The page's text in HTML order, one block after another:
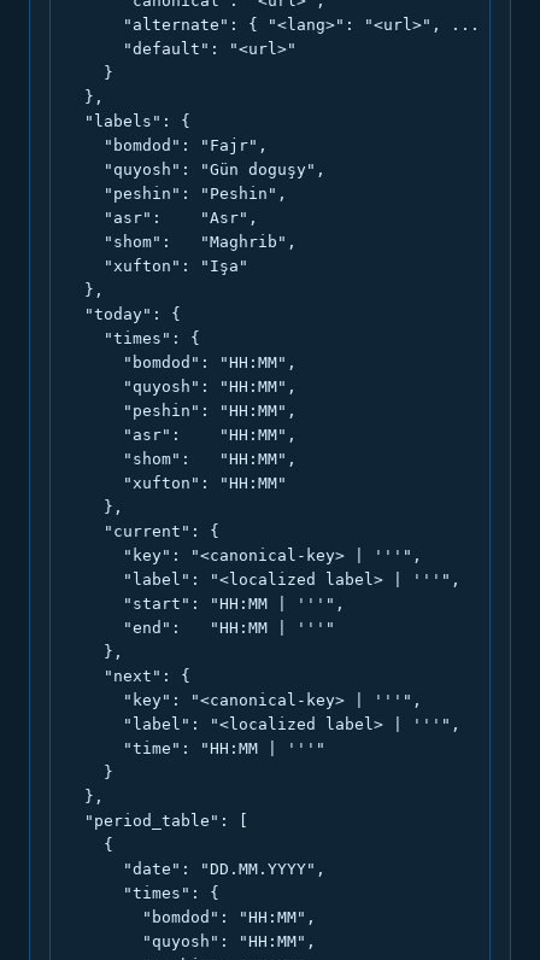
      "alternate": { "<lang>": "<url>", ... },
      "default": "<url>"
    }
  },
  "labels": {
    "bomdod": "Fajr",
    "quyosh": "Gün doguşy",
    "peshin": "Peshin",
    "asr":    "Asr",
    "shom":   "Maghrib",
    "xufton": "Işa"
  },
  "today": {
    "times": {
      "bomdod": "HH:MM",
      "quyosh": "HH:MM",
      "peshin": "HH:MM",
      "asr":    "HH:MM",
      "shom":   "HH:MM",
      "xufton": "HH:MM"
    },
    "current": {
      "key": "<canonical-key> | '''",
      "label": "<localized label> | '''",
      "start": "HH:MM | '''",
      "end":   "HH:MM | '''"
    },
    "next": {
      "key": "<canonical-key> | '''",
      "label": "<localized label> | '''",
      "time": "HH:MM | '''"
    }
  },
  "period_table": [
    {
      "date": "DD.MM.YYYY",
      "times": {
        "bomdod": "HH:MM",
        "quyosh": "HH:MM",